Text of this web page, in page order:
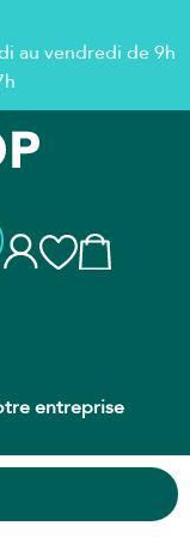
au vendredi de 9h
entreprise